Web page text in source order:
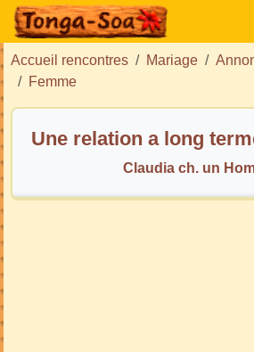
Accueil rencontres Mariage
Femme
Claudia ch. un